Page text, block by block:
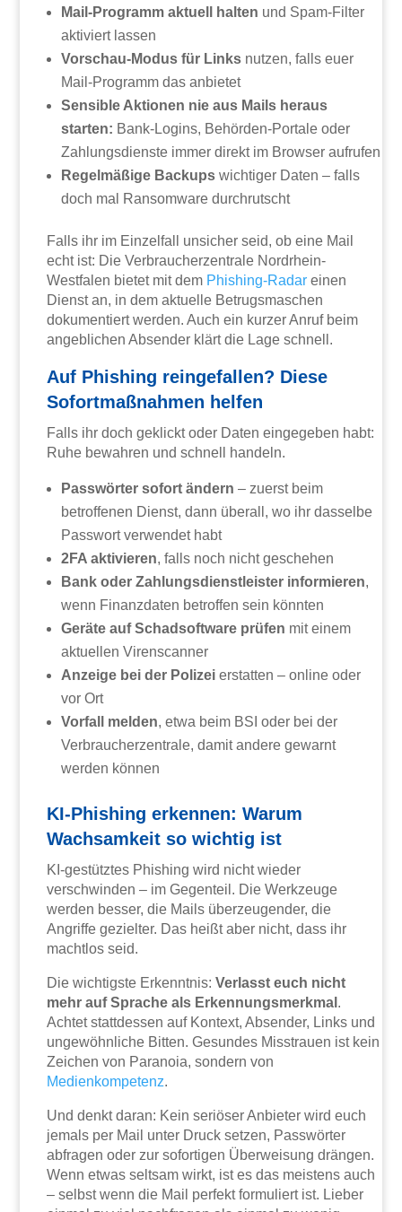
Mail-Programm aktuell halten und Spam-Filter
aktiviert lassen
Vorschau-Modus für Links nutzen, falls euer
Mail-Programm das anbietet
Sensible Aktionen nie aus Mails heraus
starten: Bank-Logins, Behörden-Portale oder
Zahlungsdienste immer direkt im Browser aufrufen
Regelmäßige Backups wichtiger Daten – falls
doch mal Ransomware durchrutscht
Falls ihr im Einzelfall unsicher seid, ob eine Mail
echt ist: Die Verbraucherzentrale Nordrhein-
Westfalen bietet mit dem Phishing-Radar einen
Dienst an, in dem aktuelle Betrugsmaschen
dokumentiert werden. Auch ein kurzer Anruf beim
angeblichen Absender klärt die Lage schnell.
Auf Phishing reingefallen? Diese
Sofortmaßnahmen helfen
Falls ihr doch geklickt oder Daten eingegeben habt:
Ruhe bewahren und schnell handeln.
Passwörter sofort ändern – zuerst beim
betroffenen Dienst, dann überall, wo ihr dasselbe
Passwort verwendet habt
2FA aktivieren, falls noch nicht geschehen
Bank oder Zahlungsdienstleister informieren,
wenn Finanzdaten betroffen sein könnten
Geräte auf Schadsoftware prüfen mit einem
aktuellen Virenscanner
Anzeige bei der Polizei erstatten – online oder
vor Ort
Vorfall melden, etwa beim BSI oder bei der
Verbraucherzentrale, damit andere gewarnt
werden können
KI-Phishing erkennen: Warum
Wachsamkeit so wichtig ist
KI-gestütztes Phishing wird nicht wieder
verschwinden – im Gegenteil. Die Werkzeuge
werden besser, die Mails überzeugender, die
Angriffe gezielter. Das heißt aber nicht, dass ihr
machtlos seid.
Die wichtigste Erkenntnis:Verlasst euch nicht
mehr auf Sprache als Erkennungsmerkmal .
Achtet stattdessen auf Kontext, Absender, Links und
ungewöhnliche Bitten. Gesundes Misstrauen ist kein
Zeichen von Paranoia, sondern von
Medienkompetenz.
Und denkt daran: Kein seriöser Anbieter wird euch
jemals per Mail unter Druck setzen, Passwörter
abfragen oder zur sofortigen Überweisung drängen.
Wenn etwas seltsam wirkt, ist es das meistens auch
– selbst wenn die Mail perfekt formuliert ist. Lieber